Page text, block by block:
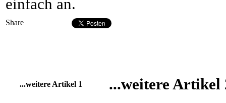
einfach an.
Share
...weitere Artikel 1 ...weitere Artikel